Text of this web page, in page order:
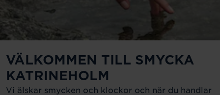
VÄLKOMMEN TILL SMYCKA
KATRINEHOLM
Vi älskar smycken och klockor och när du handlar